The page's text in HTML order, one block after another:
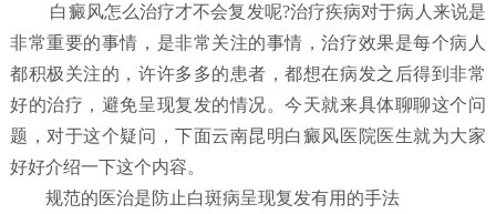
白癜风怎么治疗才不会复发呢?治疗疾病对于病人来说是
非常重要的事情，是非常关注的事情，治疗效果是每个病人
都积极关注的，许许多多的患者，都想在病发之后得到非常
好的治疗，避免呈现复发的情况。今天就来具体聊聊这个问
题，对于这个疑问，下面云南昆明白癜风医院医生就为大家
好好介绍一下这个内容。
规范的医治是防止白斑病呈现复发有用的手法